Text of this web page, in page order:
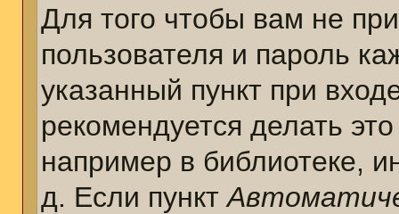
Для того чтобы вам не
пользователя и пароль
указанный пункт при
рекомендуется делать
например в библиотеке,
д. Если пункт